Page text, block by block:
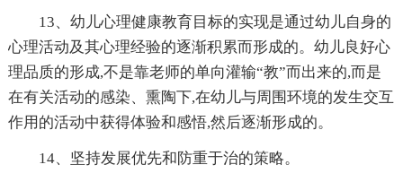
13、幼儿心理健康教育目标的实现是通过幼儿自身的
心理活动及其心理经验的逐渐积累而形成的。幼儿良好心
理品质的形成,不是靠老师的单向灌输“教”而出来的,而是
在有关活动的感染、熏陶下,在幼儿与周围环境的发生交互
作用的活动中获得体验和感悟,然后逐渐形成的。
14、坚持发展优先和防重于治的策略。